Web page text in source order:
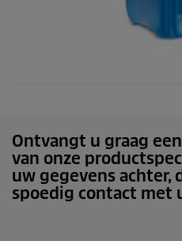
Ontvangt u graag
van onze
uw gegevens achter,
spoedig contact met